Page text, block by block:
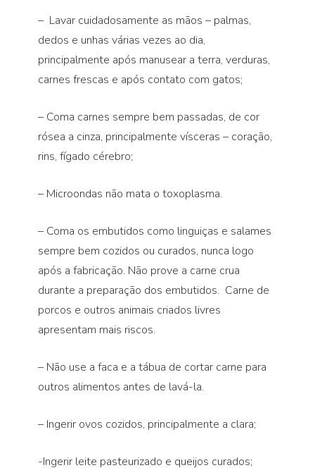
– Lavar cuidadosamente as mãos – palmas,
dedos e unhas várias vezes ao dia,
principalmente após manusear a terra, verduras,
carnes frescas e após contato com gatos;
– Coma carnes sempre bem passadas, de cor
rósea a cinza, principalmente vísceras – coração,
rins, fígado cérebro;
– Microondas não mata o toxoplasma.
– Coma os embutidos como linguiças e salames
sempre bem cozidos ou curados, nunca logo
após a fabricação. Não prove a carne crua
durante a preparação dos embutidos. Carne de
porcos e outros animais criados livres
apresentam mais riscos.
– Não use a faca e a tábua de cortar carne para
outros alimentos antes de lavá-la.
– Ingerir ovos cozidos, principalmente a clara;
-Ingerir leite pasteurizado e queijos curados;